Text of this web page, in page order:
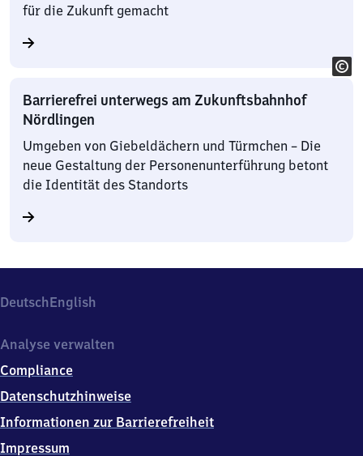
für die Zukunft gemacht
Barrierefrei unterwegs am Zukunftsbahnhof
Nördlingen
Umgeben von Giebeldächern und Türmchen – Die
neue Gestaltung der Personenunterführung betont
die Identität des Standorts
DeutschEnglish
Analyse verwalten
Compliance
Datenschutzhinweise
Informationen zur Barrierefreiheit
Impressum